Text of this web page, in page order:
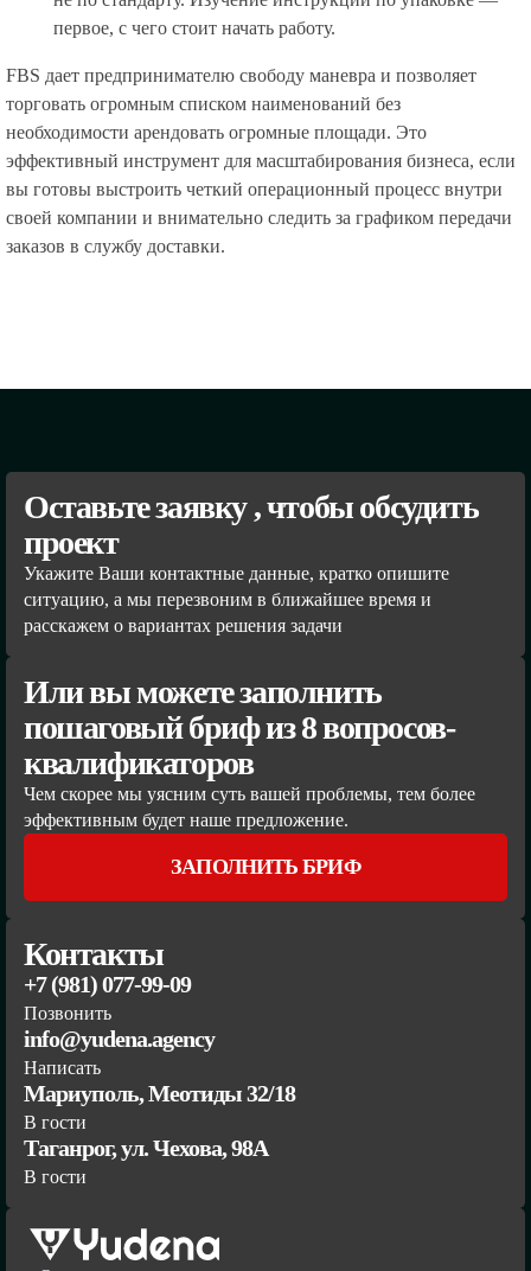
первое, с чего стоит начать работу.
FBS дает предпринимателю свободу маневра и позволяет
торговать огромным списком наименований без
необходимости арендовать огромные площади. Это
эффективный инструмент для масштабирования бизнеса, если
вы готовы выстроить четкий операционный процесс внутри
своей компании и внимательно следить за графиком передачи
заказов в службу доставки.
Оставьте заявку , чтобы обсудить
проект
Укажите Ваши контактные данные, кратко опишите
ситуацию, а мы перезвоним в ближайшее время и
расскажем о вариантах решения задачи
Или вы можете заполнить
пошаговый бриф из 8 вопросов-
квалификаторов
Чем скорее мы уясним суть вашей проблемы, тем более
эффективным будет наше предложение.
ЗАПОЛНИТЬ БРИФ
Контакты
+7 (981) 077-99-09
Позвонить
info@yudena.agency
Написать
Мариуполь, Меотиды 32/18
В гости
Таганрог, ул. Чехова, 98А
В гости